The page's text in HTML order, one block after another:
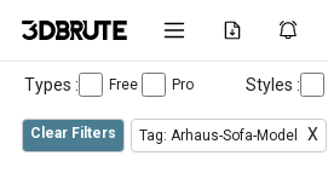
Types : Free Pro Styles :
Clear Filters Tag: Arhaus-Sofa-Model X